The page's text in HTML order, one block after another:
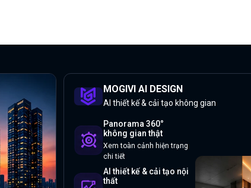
MOGIVI AI DESIGN
AI thiết kế & cải tạo không gian
Panorama 360°
không gian thật
Xem toàn cảnh hiện trạng
chi tiết
AI thiết kế & cải tạo nội
thất